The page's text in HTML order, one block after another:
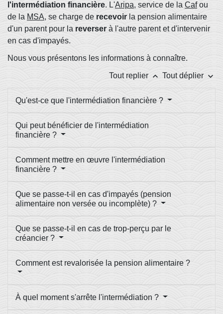
l'intermédiation financière. L'Aripa, service de la Cafou
de la MSA, se charge de recevoir la pension alimentaire
d'un parent pour la reverser à l'autre parent et d'intervenir
en cas d'impayés.
Nous vous présentons les informations à connaître.
Tout replier keyboard_arrow_up Tout déplier keyboard_arrow_down
Qu'est-ce que l'intermédiation financière ?
Qui peut bénéficier de l'intermédiation
financière ?
Comment mettre en œuvre l'intermédiation
financière ?
Que se passe-t-il en cas d'impayés (pension
alimentaire non versée ou incomplète) ?
Que se passe-t-il en cas de trop-perçu par le
créancier ?
Comment est revalorisée la pension alimentaire ?
À quel moment s'arrête l'intermédiation ?